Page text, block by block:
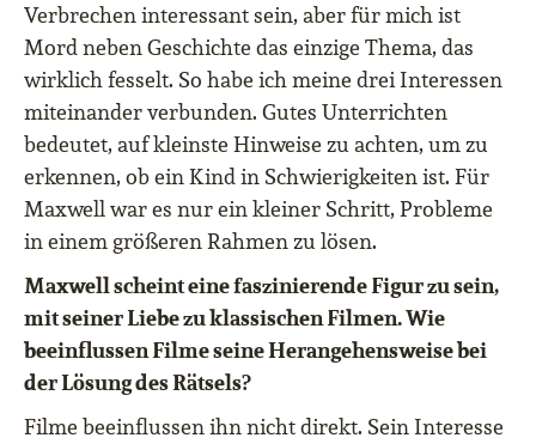
Verbrechen interessant sein, aber für mich ist
Mord neben Geschichte das einzige Thema, das
wirklich fesselt. So habe ich meine drei Interessen
miteinander verbunden. Gutes Unterrichten
bedeutet, auf kleinste Hinweise zu achten, um zu
erkennen, ob ein Kind in Schwierigkeiten ist. Für
Maxwell war es nur ein kleiner Schritt, Probleme
in einem größeren Rahmen zu lösen.
Maxwell scheint eine faszinierende Figur zu sein,
mit seiner Liebe zu klassischen Filmen. Wie
beeinflussen Filme seine Herangehensweise bei
der Lösung des Rätsels?
Filme beeinflussen ihn nicht direkt. Sein Interesse